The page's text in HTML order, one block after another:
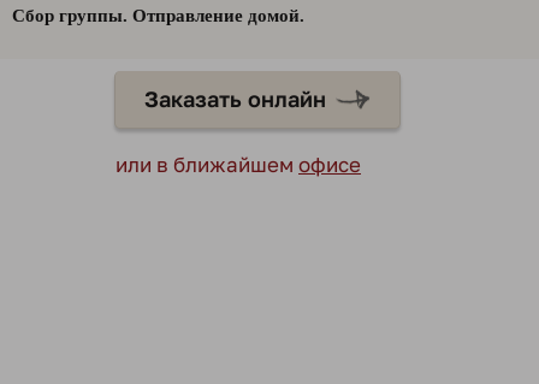
Сбор группы. Отправление домой.
Заказать онлайн
или в ближайшем офисе